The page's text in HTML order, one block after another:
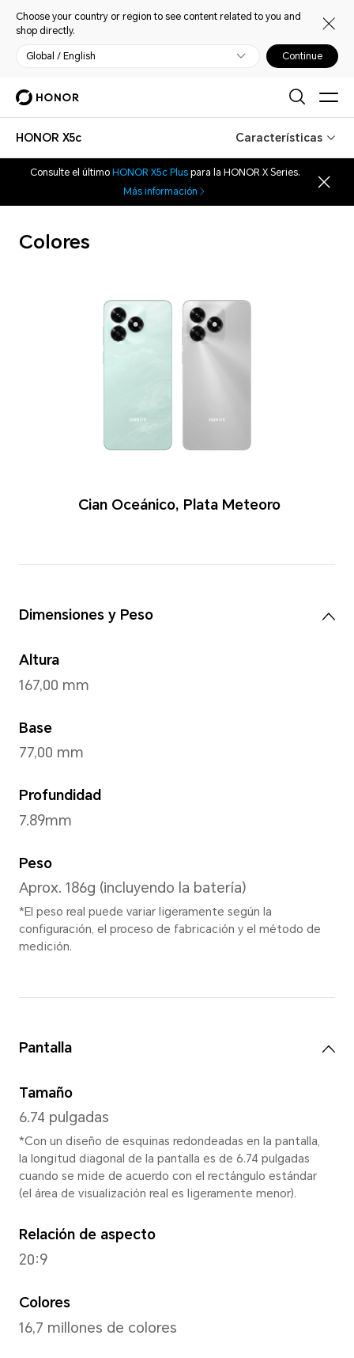
Choose your country or region to see content related to you and
shop directly.
Global / English Continue
HONOR X5c Características
Consulte el último HONOR X5c Plus para la HONOR X Series.
Más información
Colores
Altura
167,00 mm
77,00 mm
Profundidad